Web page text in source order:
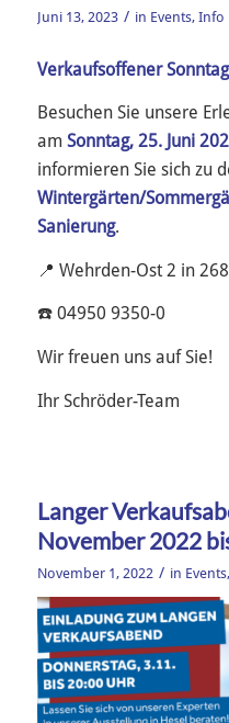
Juni 13, 2023 / in Events, Info
Verkaufsoffener
Besuchen Sie unsere
am Sonntag, 25. Juni
informieren Sie sich zu
Wintergärten/
Sanierung.
📍 Wehrden-Ost 2 in
☎️ 04950 9350-0
Wir freuen uns auf Sie!
Ihr Schröder-Team
Langer
November 2022
November 1, 2022 / in Events,